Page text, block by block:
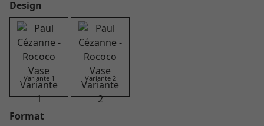
Design
Variante 1 Variante 2
Format